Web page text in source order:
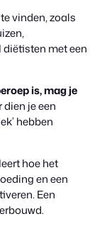
vinden, zoals
diëtisten met een
is, mag je
dien je een
hebben
hoe het
en een
Een